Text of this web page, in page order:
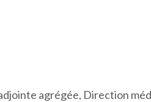
agrégée, Direction